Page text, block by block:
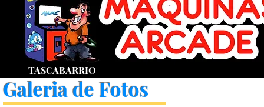
TASCABARRIO
Galeria de Fotos